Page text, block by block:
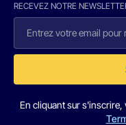
RECEVEZ NOTRE
En cliquant sur